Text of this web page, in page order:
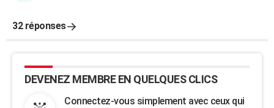
32 réponses
DEVENEZ MEMBRE EN QUELQUES CLICS
Connectez-vous simplement avec ceux qui